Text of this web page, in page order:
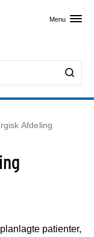
Menu
Afdeling
patienter,